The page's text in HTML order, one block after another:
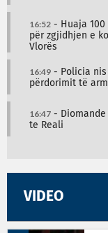
16:52 - Huaja
për zgjidhjen e
Vlorës
16:49 - Policia nis
përdorimit të
16:47 -
te Reali
VIDEO